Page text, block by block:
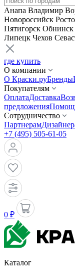
Анапа Владимир
Новороссийск
Пятигорск Обнинск
Липецк Чехов
где купить
О компании
О Краски.руБренды
Покупателям
ОплатаДоставка
предложения
Сотрудничество
Партнерам
+7 (495) 505-61-05
0 ₽
Каталог